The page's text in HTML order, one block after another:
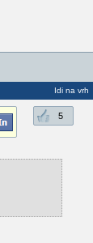
Idi na vrh
5